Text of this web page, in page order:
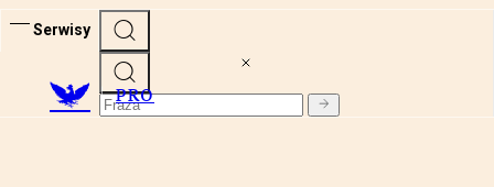
Serwisy
PRO